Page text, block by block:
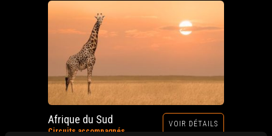
Afrique du Sud
Circuits accompagnés
VOIR DÉTAILS